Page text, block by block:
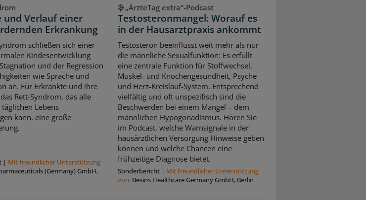
und Verlauf einer
Erkrankung
schließen sich einer
Kindesentwicklung
und der Regression
wie Sprache und
an. Für Erkrankte und ihre
Rett-Syndrom, das alle
Lebens
kann, eine große
| Mit freundlicher Unterstützung
(Germany) GmbH,
„ÄrzteTag extra“-Podcast
Testosteronmangel: Worauf es
in der Hausarztpraxis ankommt
Testosteron beeinflusst weit mehr als nur
die männliche Sexualfunktion: Es erfüllt
eine zentrale Funktion für Stoffwechsel,
Muskel- und Knochengesundheit, Psyche
und Herz-Kreislauf-System. Entsprechend
vielfältig und oft unspezifisch sind die
Beschwerden bei einem Mangel – dem
männlichen Hypogonadismus. Hören Sie
im Podcast, welche Warnsignale in der
hausärztlichen Versorgung Hinweise geben
können und welche Chancen eine
frühzeitige Diagnose bietet.
Sonderbericht| Mit freundlicher Unterstützung
von: Besins Healthcare Germany GmbH, Berlin